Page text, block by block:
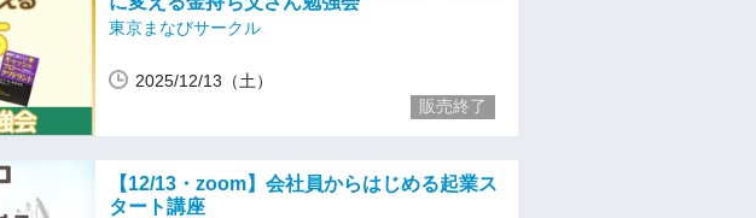
東京まなびサークル
2025/12/13（土）
販売終了
【12/13・zoom】会社員からはじめる起業ス
タート講座